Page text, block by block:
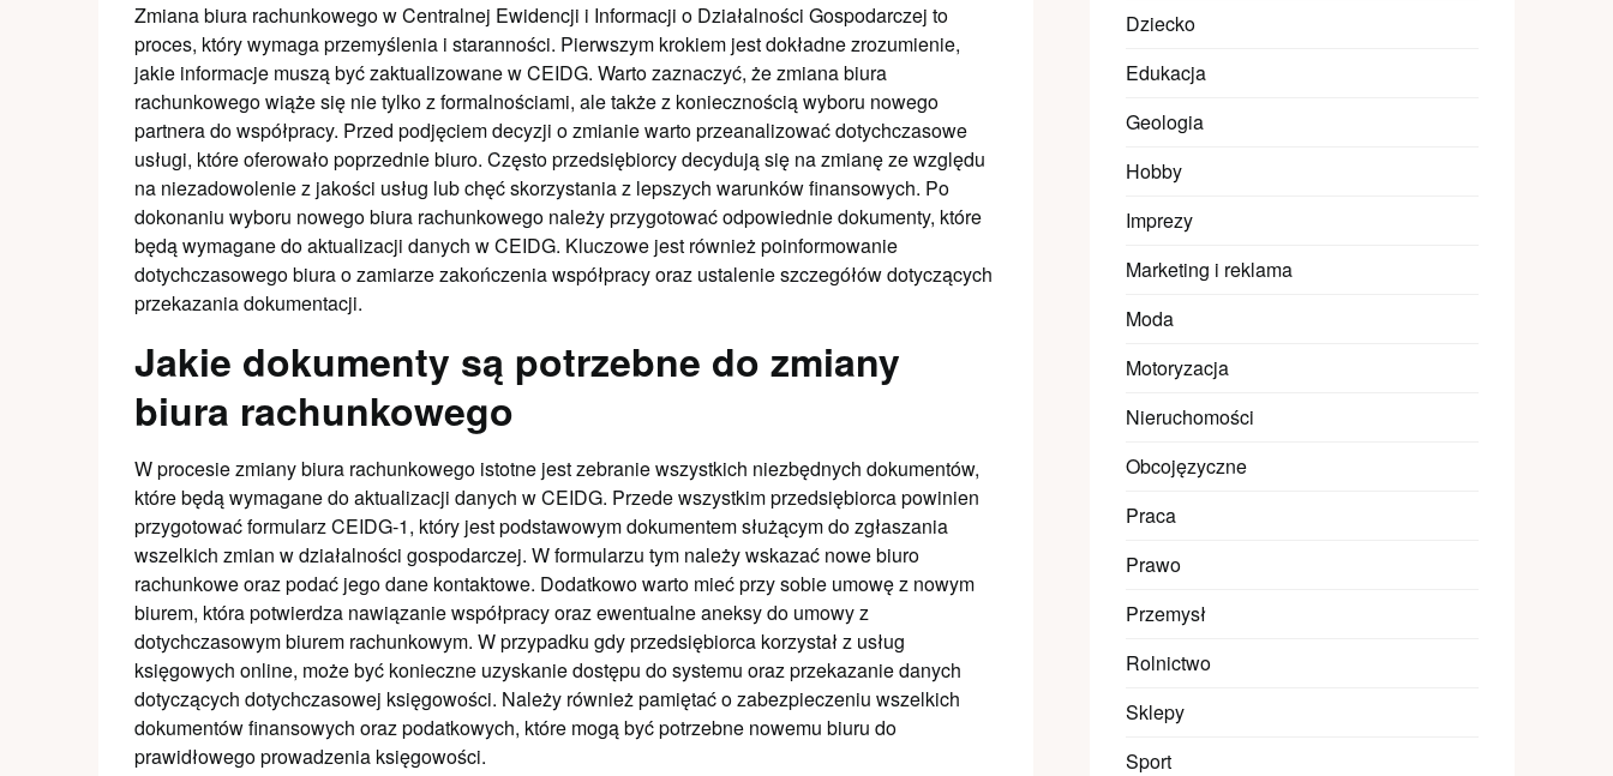
Zmiana biura rachunkowego w Centralnej Ewidencji i Informacji o Działalności Gospodarczej to
proces, który wymaga przemyślenia i staranności. Pierwszym krokiem jest dokładne zrozumienie,
jakie informacje muszą być zaktualizowane w CEIDG. Warto zaznaczyć, że zmiana biura
rachunkowego wiąże się nie tylko z formalnościami, ale także z koniecznością wyboru nowego
partnera do współpracy. Przed podjęciem decyzji o zmianie warto przeanalizować dotychczasowe
usługi, które oferowało poprzednie biuro. Często przedsiębiorcy decydują się na zmianę ze względu
na niezadowolenie z jakości usług lub chęć skorzystania z lepszych warunków finansowych. Po
dokonaniu wyboru nowego biura rachunkowego należy przygotować odpowiednie dokumenty, które
będą wymagane do aktualizacji danych w CEIDG. Kluczowe jest również poinformowanie
dotychczasowego biura o zamiarze zakończenia współpracy oraz ustalenie szczegółów dotyczących
przekazania dokumentacji.
Jakie dokumenty są potrzebne do zmiany
biura rachunkowego
W procesie zmiany biura rachunkowego istotne jest zebranie wszystkich niezbędnych dokumentów,
które będą wymagane do aktualizacji danych w CEIDG. Przede wszystkim przedsiębiorca powinien
przygotować formularz CEIDG-1, który jest podstawowym dokumentem służącym do zgłaszania
wszelkich zmian w działalności gospodarczej. W formularzu tym należy wskazać nowe biuro
rachunkowe oraz podać jego dane kontaktowe. Dodatkowo warto mieć przy sobie umowę z nowym
biurem, która potwierdza nawiązanie współpracy oraz ewentualne aneksy do umowy z
dotychczasowym biurem rachunkowym. W przypadku gdy przedsiębiorca korzystał z usług
księgowych online, może być konieczne uzyskanie dostępu do systemu oraz przekazanie danych
dotyczących dotychczasowej księgowości. Należy również pamiętać o zabezpieczeniu wszelkich
dokumentów finansowych oraz podatkowych, które mogą być potrzebne nowemu biuru do
prawidłowego prowadzenia księgowości.
Dziecko
Edukacja
Geologia
Hobby
Imprezy
Marketing i reklama
Moda
Motoryzacja
Nieruchomości
Obcojęzyczne
Praca
Prawo
Przemysł
Rolnictwo
Sklepy
Sport